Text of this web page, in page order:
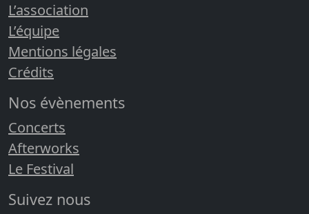
L’association
L’équipe
Mentions légales
Crédits
Nos évènements
Concerts
Afterworks
Le Festival
Suivez nous